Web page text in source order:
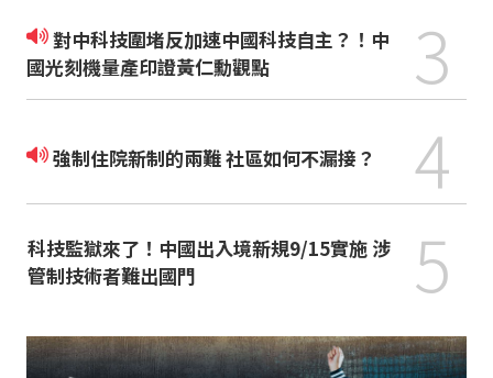
對中科技圍堵反加速中國科技自主？！中
國光刻機量產印證黃仁勳觀點
3
強制住院新制的兩難 社區如何不漏接？ 4
科技監獄來了！中國出入境新規9/15實施 涉
管制技術者難出國門
5